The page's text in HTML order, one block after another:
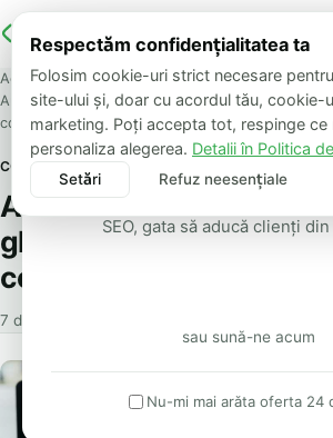
Acasă
Blog
Automatic Plugin for WordPress: ghid complet
conținutului în 2025
COMUNICATE
Automatic Plugin for
ghid complet pentru
conținutului în 2025
7 decembrie 2025
OFERTĂ LIMITATĂ
Site de
de la 500
Livrare în aceeași zi. Design
SEO, gata să aducă clienți
sau sună-ne acum
Nu-mi mai arăta oferta 24
Respectăm confidențialitatea ta
Folosim cookie-uri strict necesare
site-ului și, doar cu acordul tău, cookie-
marketing. Poți accepta tot, respinge ce
personaliza alegerea. Detalii în Politica
Setări Refuz neesențiale